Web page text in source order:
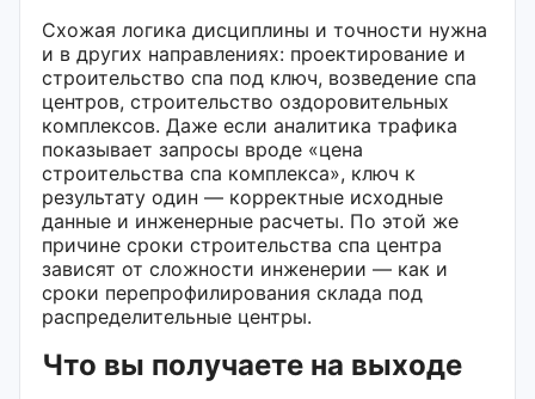
Схожая логика дисциплины и точности нужна
и в других направлениях: проектирование и
строительство спа под ключ, возведение спа
центров, строительство оздоровительных
комплексов. Даже если аналитика трафика
показывает запросы вроде «цена
строительства спа комплекса», ключ к
результату один — корректные исходные
данные и инженерные расчеты. По этой же
причине сроки строительства спа центра
зависят от сложности инженерии — как и
сроки перепрофилирования склада под
распределительные центры.
Что вы получаете на выходе